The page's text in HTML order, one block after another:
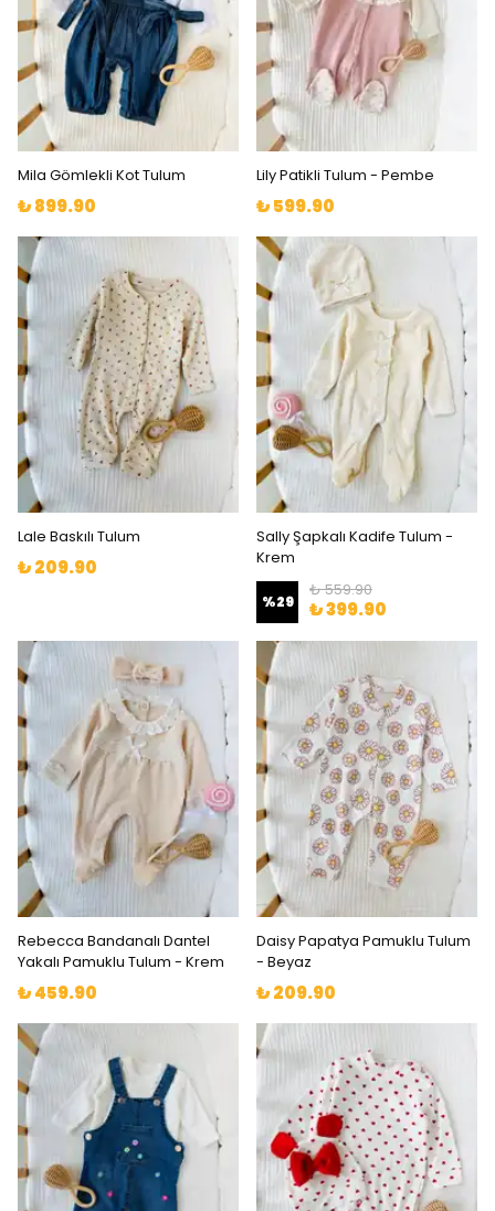
Mila Gömlekli Kot Tulum
₺ 899.90
Lily Patikli Tulum - Pembe
₺ 599.90
Lale Baskılı Tulum
₺ 209.90
Sally Şapkalı Kadife Tulum -
Krem
%29
₺ 559.90
₺ 399.90
Rebecca Bandanalı Dantel
Yakalı Pamuklu Tulum - Krem
₺ 459.90
Daisy Papatya Pamuklu Tulum
- Beyaz
₺ 209.90